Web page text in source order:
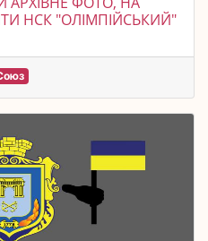
НСК "ОЛІМПІЙСЬКИЙ"